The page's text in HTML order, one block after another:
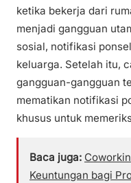
ketika bekerja dari
menjadi gangguan
sosial, notifikasi
keluarga. Setelah itu,
gangguan-gangguan
mematikan notifikasi
khusus untuk
Baca juga:
Keuntungan bagi